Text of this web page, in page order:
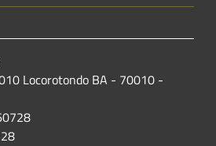
Locorotondo BA - 70010 -